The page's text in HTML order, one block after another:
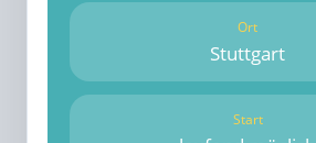
Ort
Stuttgart
Start